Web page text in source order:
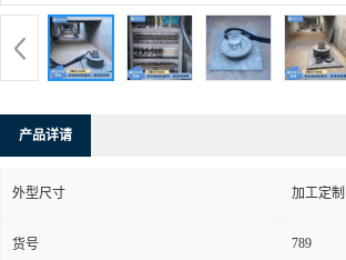
产品详请
外型尺寸 加工定制
货号 789